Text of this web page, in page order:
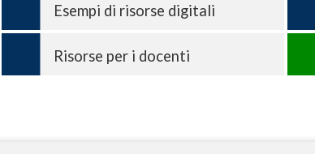
Esempi di risorse digitali
Risorse per i docenti